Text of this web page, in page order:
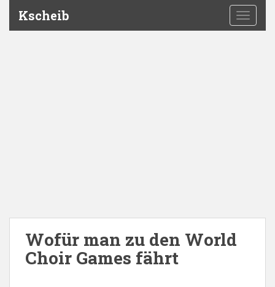
Kscheib
Wofür man zu den World
Choir Games fährt